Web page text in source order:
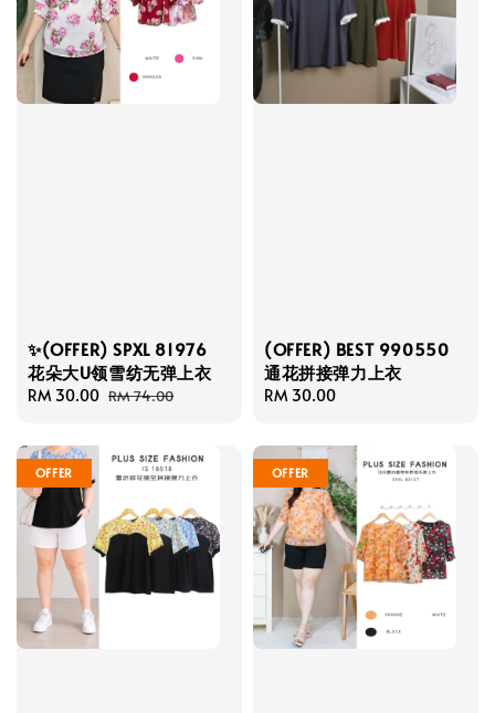
✨(OFFER) SPXL 81976
花朵大U领雪纺无弹上衣
Sale
RM 30.00 Regular
RM 74.00
(OFFER) BEST 990550
通花拼接弹力上衣
Regular
RM 30.00
OFFER OFFER